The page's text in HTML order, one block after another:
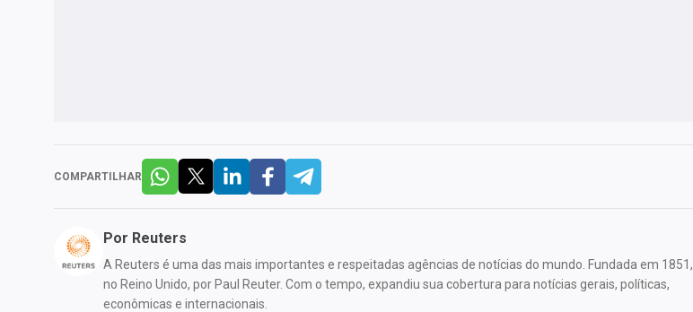
COMPARTILHAR
Por Reuters
A Reuters é uma das mais importantes e respeitadas agências de notícias do mundo. Fundada em 1851,
no Reino Unido, por Paul Reuter. Com o tempo, expandiu sua cobertura para notícias gerais, políticas,
econômicas e internacionais.